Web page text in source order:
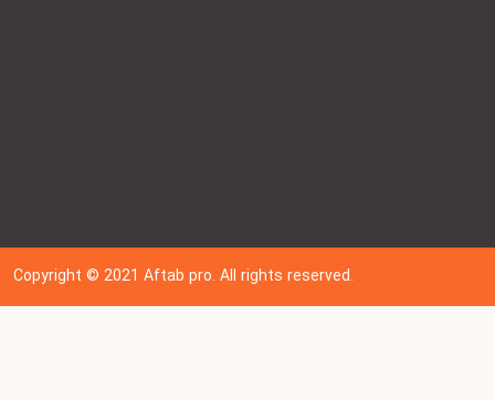
Copyright © 202 1Aftab pro. All rights reserved.